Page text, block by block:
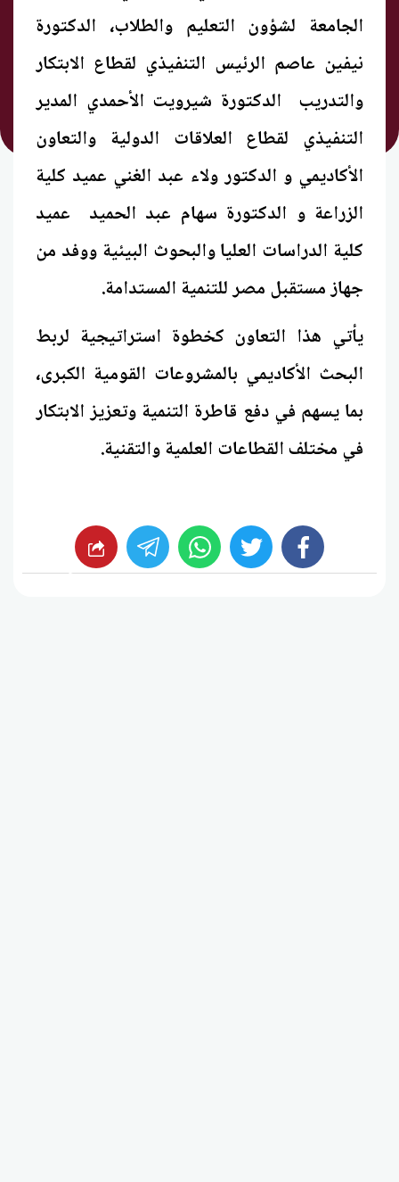
الجامعة لشؤون التعليم والطلاب، الدكتورة
نيفين عاصم الرئيس التنفيذي لقطاع الابتكار
والتدريب الدكتورة شيرويت الأحمدي المدير
التنفيذي لقطاع العلاقات الدولية والتعاون
الأكاديمي و الدكتور ولاء عبد الغني عميد كلية
الزراعة و الدكتورة سهام عبد الحميد عميد
كلية الدراسات العليا والبحوث البيئية ووفد من
جهاز مستقبل مصر للتنمية المستدامة.
يأتي هذا التعاون كخطوة استراتيجية لربط
البحث الأكاديمي بالمشروعات القومية الكبرى،
بما يسهم في دفع قاطرة التنمية وتعزيز الابتكار
في مختلف القطاعات العلمية والتقنية.
facebook
twitter
whats شارك